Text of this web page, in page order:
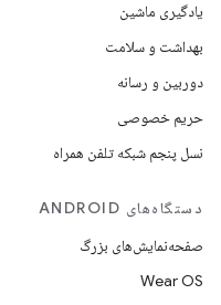
یادگیری ماشین
بهداشت و سلامت
دوربین و رسانه
حریم خصوصی
نسل پنجم شبکه تلفن همراه
دستگاه‌های ANDROID
صفحه‌نمایش‌های بزرگ
Wear OS